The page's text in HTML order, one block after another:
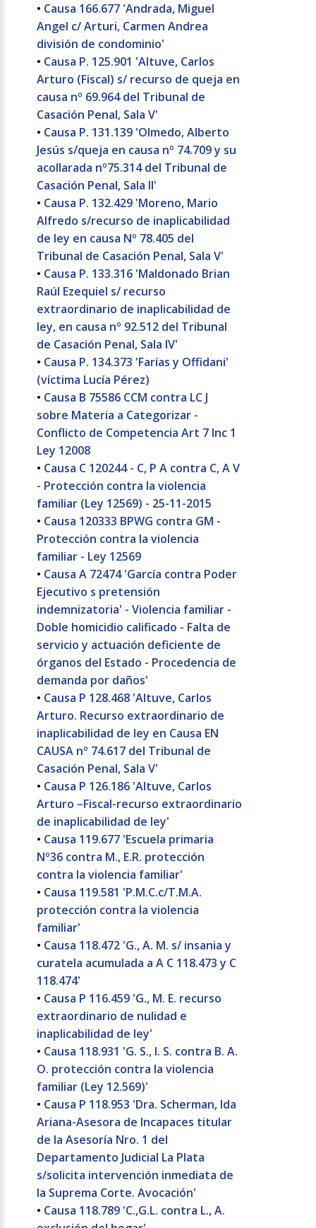
• Causa 166.677 'Andrada, Miguel
Angel c/ Arturi, Carmen Andrea
división de condominio'
• Causa P. 125.901 'Altuve, Carlos
Arturo (Fiscal) s/ recurso de queja en
causa nº 69.964 del Tribunal de
Casación Penal, Sala V'
• Causa P. 131.139 'Olmedo, Alberto
Jesús s/queja en causa nº 74.709 y su
acollarada nº75.314 del Tribunal de
Casación Penal, Sala II'
• Causa P. 132.429 'Moreno, Mario
Alfredo s/recurso de inaplicabilidad
de ley en causa Nº 78.405 del
Tribunal de Casación Penal, Sala V'
• Causa P. 133.316 'Maldonado Brian
Raúl Ezequiel s/ recurso
extraordinario de inaplicabilidad de
ley, en causa nº 92.512 del Tribunal
de Casación Penal, Sala IV'
• Causa P. 134.373 'Farías y Offidani'
(víctima Lucía Pérez)
• Causa B 75586 CCM contra LC J
sobre Materia a Categorizar -
Conflicto de Competencia Art 7 Inc 1
Ley 12008
• Causa C 120244 - C, P A contra C, A V
- Protección contra la violencia
familiar (Ley 12569) - 25-11-2015
• Causa 120333 BPWG contra GM -
Protección contra la violencia
familiar - Ley 12569
• Causa A 72474 'García contra Poder
Ejecutivo s pretensión
indemnizatoria' - Violencia familiar -
Doble homicidio calificado - Falta de
servicio y actuación deficiente de
órganos del Estado - Procedencia de
demanda por daños'
• Causa P 128.468 'Altuve, Carlos
Arturo. Recurso extraordinario de
inaplicabilidad de ley en Causa EN
CAUSA nº 74.617 del Tribunal de
Casación Penal, Sala V'
• Causa P 126.186 'Altuve, Carlos
Arturo –Fiscal-recurso extraordinario
de inaplicabilidad de ley'
• Causa 119.677 'Escuela primaria
Nº36 contra M., E.R. protección
contra la violencia familiar'
• Causa 119.581 'P.M.C.c/T.M.A.
protección contra la violencia
familiar'
• Causa 118.472 'G., A. M. s/ insania y
curatela acumulada a A C 118.473 y C
118.474'
• Causa P 116.459 'G., M. E. recurso
extraordinario de nulidad e
inaplicabilidad de ley'
• Causa 118.931 'G. S., I. S. contra B. A.
O. protección contra la violencia
familiar (Ley 12.569)'
• Causa P 118.953 'Dra. Scherman, Ida
Ariana-Asesora de Incapaces titular
de la Asesoría Nro. 1 del
Departamento Judicial La Plata
s/solicita intervención inmediata de
la Suprema Corte. Avocación'
• Causa 118.789 'C.,G.L. contra L., A.